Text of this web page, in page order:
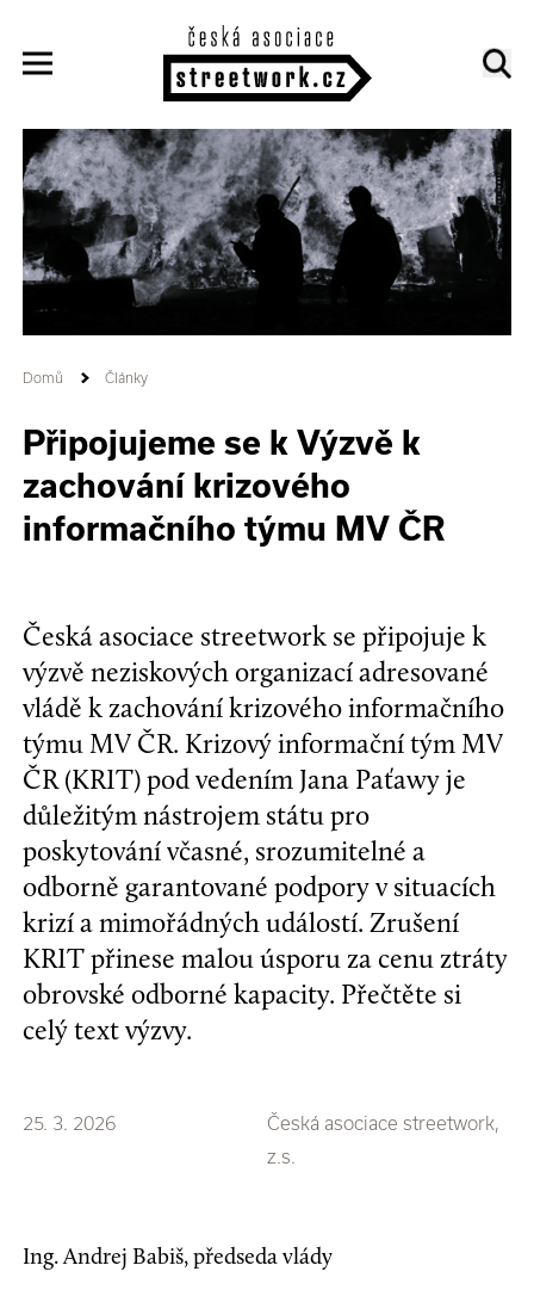
Domů Články
Připojujeme se k Výzvě k
zachování krizového
informačního týmu MV ČR
Česká asociace streetwork se připojuje k
výzvě neziskových organizací adresované
vládě k zachování krizového informačního
týmu MV ČR. Krizový informační tým MV
ČR (KRIT) pod vedením Jana Paťawy je
důležitým nástrojem státu pro
poskytování včasné, srozumitelné a
odborně garantované podpory v situacích
krizí a mimořádných událostí. Zrušení
KRIT přinese malou úsporu za cenu ztráty
obrovské odborné kapacity. Přečtěte si
celý text výzvy.
25. 3. 2026
Česká asociace streetwork,
z.s.
Ing. Andrej Babiš, předseda vlády